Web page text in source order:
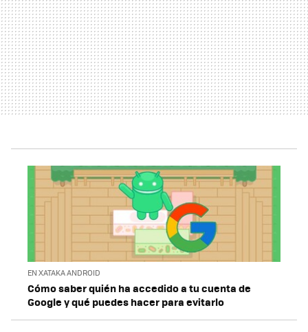
EN XATAKA ANDROID
Cómo saber quién ha accedido a tu cuenta de
Google y qué puedes hacer para evitarlo